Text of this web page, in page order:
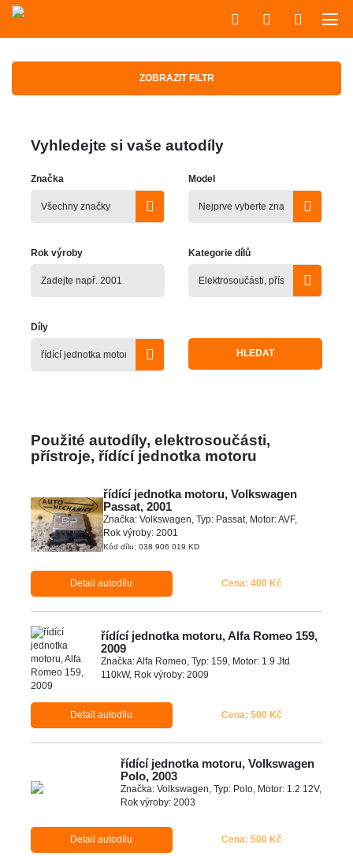
ZOBRAZIT FILTR
Vyhledejte si vaše autodíly
Značka Model
Rok výroby Kategorie dílů
Díly
HLEDAT
Použité autodíly, elektrosoučásti,
přístroje, řídící jednotka motoru
řídící jednotka motoru, Volkswagen
Passat, 2001
Značka: Volkswagen, Typ: Passat, Motor: AVF,
Rok výroby: 2001
Kód dílu: 038 906 019 KD
Detail autodílu Cena: 400 Kč
řídící jednotka motoru, Alfa Romeo 159,
2009
Značka: Alfa Romeo, Typ: 159, Motor: 1.9 Jtd
110kW, Rok výroby: 2009
Detail autodílu Cena: 500 Kč
řídící jednotka motoru, Volkswagen
Polo, 2003
Značka: Volkswagen, Typ: Polo, Motor: 1.2 12V,
Rok výroby: 2003
Detail autodílu Cena: 500 Kč